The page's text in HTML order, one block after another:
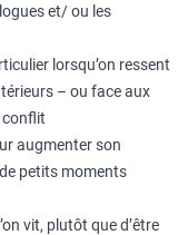
et/ ou les
lorsqu’on ressent
– ou face aux
conflit
augmenter son
petits moments
vit, plutôt que d’être